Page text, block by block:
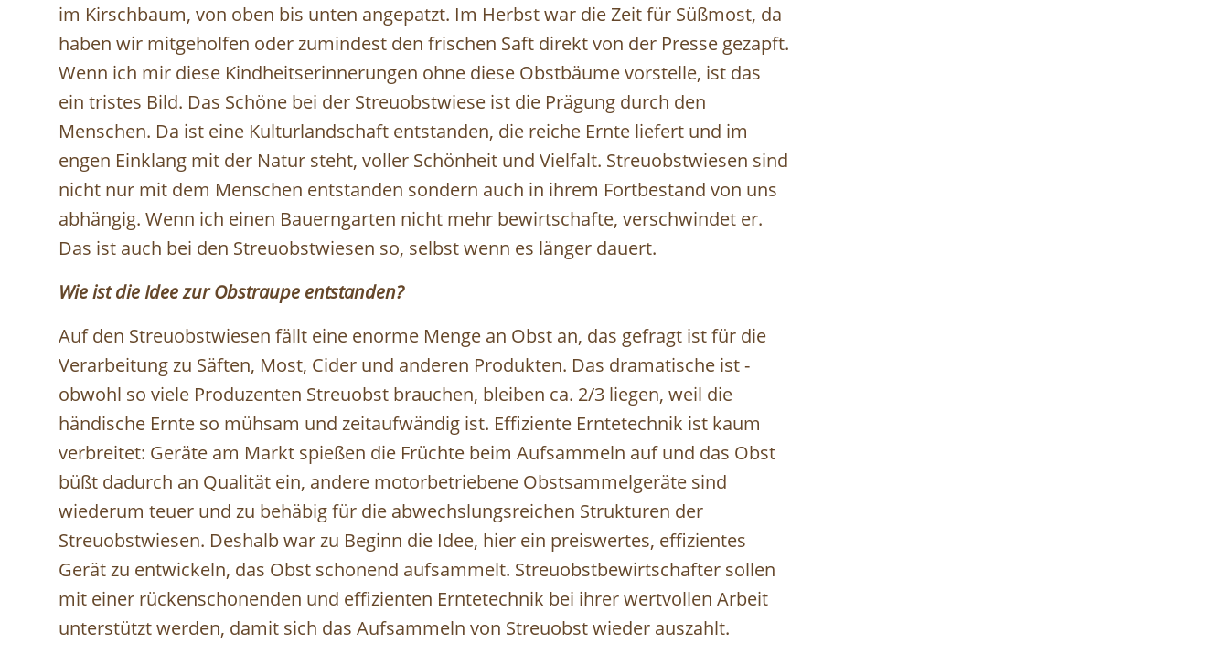
im Kirschbaum, von oben bis unten angepatzt. Im Herbst war die Zeit für Süßmost, da
haben wir mitgeholfen oder zumindest den frischen Saft direkt von der Presse gezapft.
Wenn ich mir diese Kindheitserinnerungen ohne diese Obstbäume vorstelle, ist das
ein tristes Bild. Das Schöne bei der Streuobstwiese ist die Prägung durch den
Menschen. Da ist eine Kulturlandschaft entstanden, die reiche Ernte liefert und im
engen Einklang mit der Natur steht, voller Schönheit und Vielfalt. Streuobstwiesen sind
nicht nur mit dem Menschen entstanden sondern auch in ihrem Fortbestand von uns
abhängig. Wenn ich einen Bauerngarten nicht mehr bewirtschafte, verschwindet er.
Das ist auch bei den Streuobstwiesen so, selbst wenn es länger dauert.
Wie ist die Idee zur Obstraupe entstanden?
Auf den Streuobstwiesen fällt eine enorme Menge an Obst an, das gefragt ist für die
Verarbeitung zu Säften, Most, Cider und anderen Produkten. Das dramatische ist -
obwohl so viele Produzenten Streuobst brauchen, bleiben ca. 2/3 liegen, weil die
händische Ernte so mühsam und zeitaufwändig ist. Effiziente Erntetechnik ist kaum
verbreitet: Geräte am Markt spießen die Früchte beim Aufsammeln auf und das Obst
büßt dadurch an Qualität ein, andere motorbetriebene Obstsammelgeräte sind
wiederum teuer und zu behäbig für die abwechslungsreichen Strukturen der
Streuobstwiesen. Deshalb war zu Beginn die Idee, hier ein preiswertes, effizientes
Gerät zu entwickeln, das Obst schonend aufsammelt. Streuobstbewirtschafter sollen
mit einer rückenschonenden und effizienten Erntetechnik bei ihrer wertvollen Arbeit
unterstützt werden, damit sich das Aufsammeln von Streuobst wieder auszahlt.